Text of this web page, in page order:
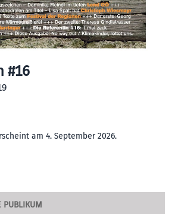
#16
am 4. September 2026.
PUBLIKUM